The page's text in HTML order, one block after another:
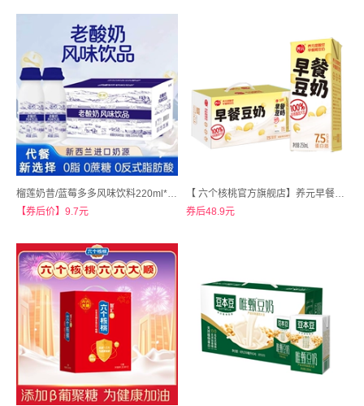
榴莲奶昔/蓝莓多多风味饮料220ml*10瓶
【券后价】9.7元
【 六个核桃官方旗舰店】养元早餐豆奶250ml*24盒植物蛋白饮料
券后48.9元